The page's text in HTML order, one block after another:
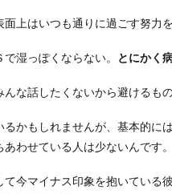
上はいつも通りに過ごす努力
湿っぽくならない。 とにかく
な話したくないから避けるもの
るかもしれませんが、基本的に
わせている人は少ないんです。
今マイナス印象を抱いている